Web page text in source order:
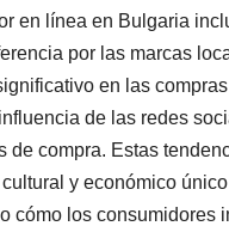
en línea en Bulgaria
por las marcas
en las
de las redes
de compra. Estas
y económico
cómo los consumidores